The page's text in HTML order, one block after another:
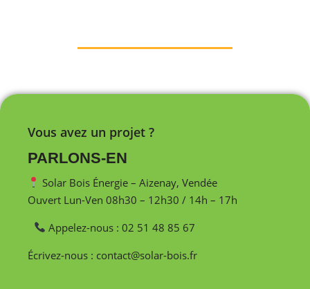
Vous avez un projet ?
PARLONS-EN
Solar Bois Énergie – Aizenay, Vendée
Ouvert Lun-Ven 08h30 – 12h30 / 14h – 17h
Appelez-nous : 02 51 48 85 67
Écrivez-nous : contact@solar-bois.fr